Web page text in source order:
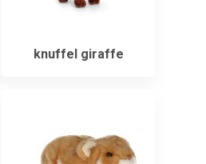
knuffel giraffe